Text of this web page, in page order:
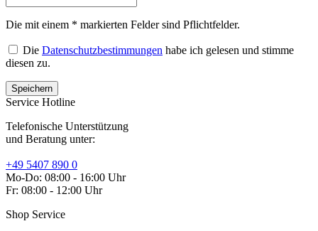
Die mit einem * markierten Felder sind Pflichtfelder.
Die Datenschutzbestimmungen habe ich gelesen und stimme
diesen zu.
Service Hotline
Telefonische Unterstützung
und Beratung unter:
+49 5407 890 0
Mo-Do: 08:00 - 16:00 Uhr
Fr: 08:00 - 12:00 Uhr
Shop Service